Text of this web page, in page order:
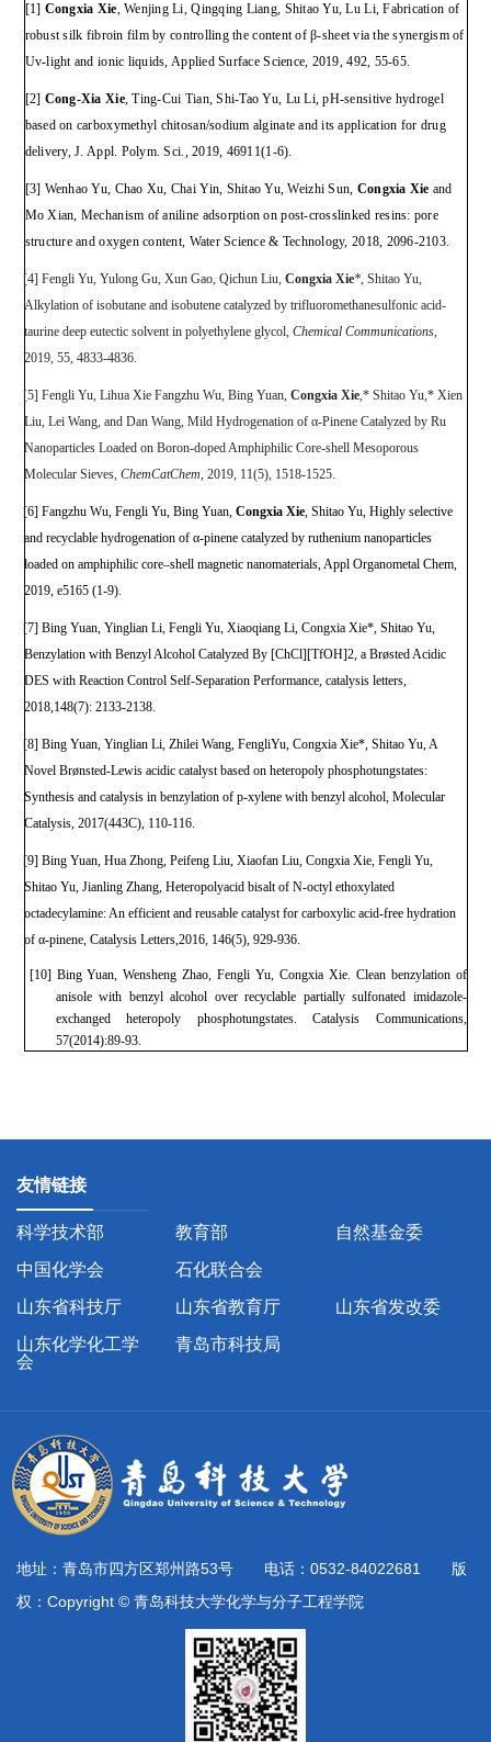
[1] Congxia Xie, Wenjing Li, Qingqing Liang, Shitao Yu, Lu Li, Fabrication of
robust silk fibroin film by controlling the content of β-sheet via the synergism of
Uv-light and ionic liquids, Applied Surface Science, 2019, 492, 55-65.
[2] Cong-Xia Xie, Ting-Cui Tian, Shi-Tao Yu, Lu Li, pH-sensitive hydrogel
based on carboxymethyl chitosan/sodium alginate and its application for drug
delivery, J. Appl. Polym. Sci., 2019, 46911(1-6).
[3] Wenhao Yu, Chao Xu, Chai Yin, Shitao Yu, Weizhi Sun, Congxia Xie and
Mo Xian, Mechanism of aniline adsorption on post-crosslinked resins: pore
structure and oxygen content, Water Science & Technology, 2018, 2096-2103.
[4] Fengli Yu, Yulong Gu, Xun Gao, Qichun Liu,Congxia Xie*, Shitao Yu,
Alkylation of isobutane and isobutene catalyzed by trifluoromethanesulfonic acid-
taurine deep eutectic solvent in polyethylene glycol,Chemical Communications,
2019, 55, 4833-4836.
[5]Fengli Yu, Lihua Xie Fangzhu Wu, Bing Yuan,Congxia Xie,* Shitao Yu,* Xien
Liu, Lei Wang, and Dan Wang, Mild Hydrogenation of α-Pinene Catalyzed by Ru
Nanoparticles Loaded on Boron-doped Amphiphilic Core-shell Mesoporous
Molecular Sieves, ChemCatChem, 2019, 11(5), 1518-1525.
[6] Fangzhu Wu, Fengli Yu, Bing Yuan,Congxia Xie, Shitao Yu, Highly selective
and recyclable hydrogenation of α-pinene catalyzed by ruthenium nanoparticles
loaded on amphiphilic core–shell magnetic nanomaterials, Appl Organometal Chem,
2019, e5165 (1-9).
[7] Bing Yuan, Yinglian Li, Fengli Yu, Xiaoqiang Li, Congxia Xie*, Shitao Yu,
Benzylation with Benzyl Alcohol Catalyzed By [ChCl][TfOH]2, a Brøsted Acidic
DES with Reaction Control Self-Separation Performance, catalysis letters,
2018,148(7): 2133-2138.
[8] Bing Yuan, Yinglian Li, Zhilei Wang, FengliYu, Congxia Xie*, Shitao Yu, A
Novel Brønsted-Lewis acidic catalyst based on heteropoly phosphotungstates:
Synthesis and catalysis in benzylation of p-xylene with benzyl alcohol, Molecular
Catalysis, 2017(443C), 110-116.
[9] Bing Yuan, Hua Zhong, Peifeng Liu, Xiaofan Liu, Congxia Xie, Fengli Yu,
Shitao Yu, Jianling Zhang, Heteropolyacid bisalt of N-octyl ethoxylated
octadecylamine: An efficient and reusable catalyst for carboxylic acid-free hydration
of α-pinene, Catalysis Letters,2016, 146(5), 929-936.
[10] Bing Yuan, Wensheng Zhao, Fengli Yu, Congxia Xie. Clean benzylation of
anisole with benzyl alcohol over recyclable partially sulfonated imidazole-
exchanged heteropoly phosphotungstates. Catalysis Communications,
57(2014):89-93.
友情链接
科学技术部 教育部
自然基金委
中国化学会
石化联合会
山东省科技厅
山东省教育厅
山东省发改委
山东化学化工学
会
青岛市科技局
地址：青岛市四方区郑州路53号 电话：0532-84022681 版
权：Copyright © 青岛科技大学化学与分子工程学院